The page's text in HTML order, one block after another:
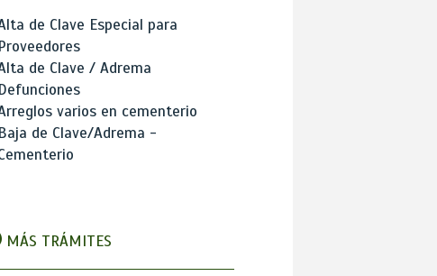
de Clave Especial para
Proveedores
de Clave / Adrema
Defunciones
varios en cementerio
Baja de Clave/Adrema -
MÁS TRÁMITES